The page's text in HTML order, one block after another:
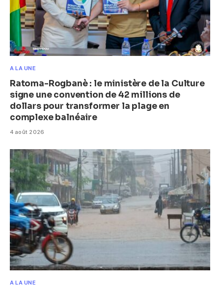
A LA UNE
Ratoma-Rogbanè : le ministère de la Culture
signe une convention de 42 millions de
dollars pour transformer la plage en
complexe balnéaire
4 août 2026
A LA UNE